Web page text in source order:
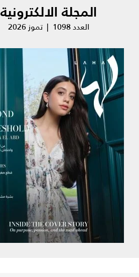
المجلة الالكترونية
العدد 1098 | تموز 2026